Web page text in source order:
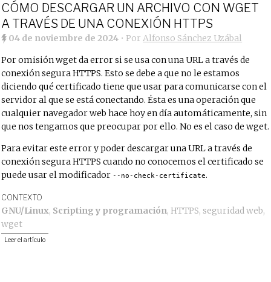
CÓMO DESCARGAR UN ARCHIVO CON WGET
A TRAVÉS DE UNA CONEXIÓN HTTPS
04 de noviembre de 2024 • PorAlfonso Sánchez Uzábal
Por omisión wget da error si se usa con una URL a través de
conexión segura HTTPS. Esto se debe a que no le estamos
diciendo qué certificado tiene que usar para comunicarse con el
servidor al que se está conectando. Ésta es una operación que
cualquier navegador web hace hoy en día automáticamente, sin
que nos tengamos que preocupar por ello. No es el caso de wget.
Para evitar este error y poder descargar una URL a través de
conexión segura HTTPS cuando no conocemos el certificado se
puede usar el modificador --no-check-certificate.
CONTEXTO
GNU/Linux, Scripting y programación, HTTPS, seguridad web,
wget
Leer el artículo